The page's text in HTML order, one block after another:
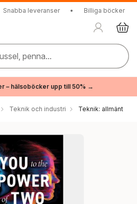
Snabba leveranser • Billiga böcker
penna...
– hälsoböcker upp till 50% →
Teknik och industri Teknik: allmänt